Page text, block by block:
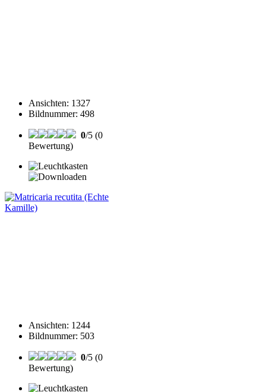
Ansichten: 1327
Bildnummer: 498
0/5 (0
Bewertung)
Ansichten: 1244
Bildnummer: 503
0/5 (0
Bewertung)